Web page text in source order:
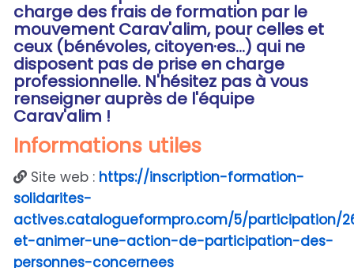
charge des frais de formation par le
mouvement Carav'alim, pour celles et
ceux (bénévoles, citoyen·es...) qui ne
disposent pas de prise en charge
professionnelle. N'hésitez pas à vous
renseigner auprès de l'équipe
Carav'alim !
Informations utiles
Site web : https://inscription-formation-
solidarites-
actives.catalogueformpro.com/5/participation/
et-animer-une-action-de-participation-des-
personnes-concernees